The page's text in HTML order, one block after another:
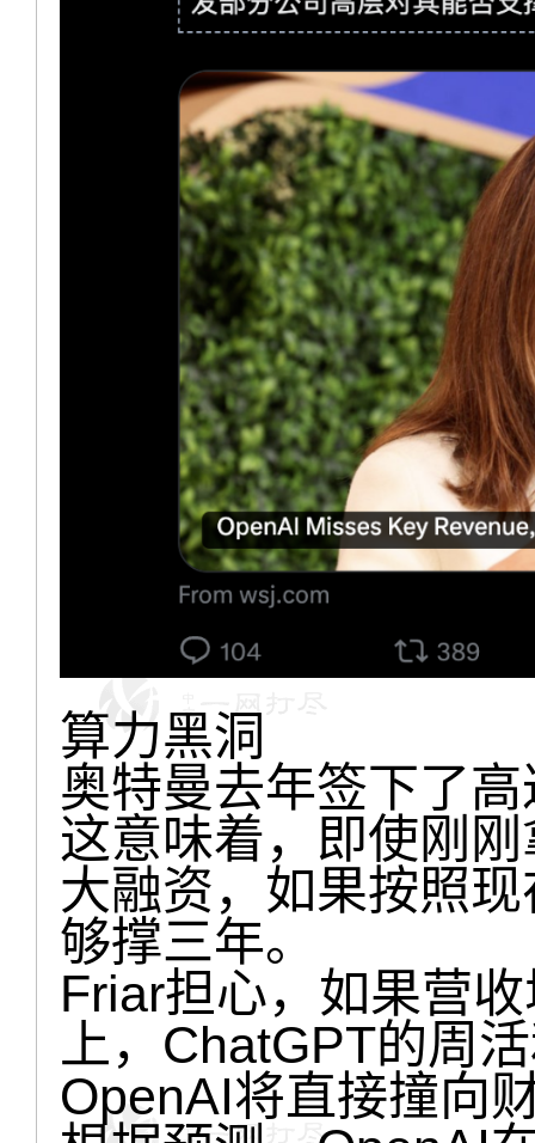
算力黑洞
奥特曼去年签下了
这意味着，即使刚
大融资，如果按照
够撑三年。
Friar担心，如果营
上，ChatGPT的周
OpenAI将直接撞向